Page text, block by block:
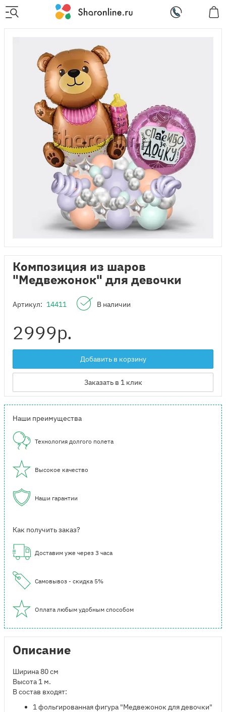
Композиция из шаров
"Медвежонок" для девочки
Артикул: 14411 В наличии
2999р.
Добавить в корзину
Заказать в 1 клик
Наши преимущества
Технология долгого полета
Высокое качество
Наши гарантии
Как получить заказ?
Доставим уже через 3 часа
Самовывоз - скидка 5%
Оплата любым удобным способом
Описание
Ширина 80 см
Высота 1 м.
В состав входят:
​1 фольгированная фигура "Медвежонок для девочки"